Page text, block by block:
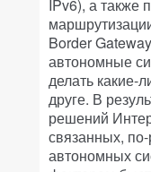
IPv6), а
Border
автономные
делать какие-
друге. В
решений
связанных,
автономных